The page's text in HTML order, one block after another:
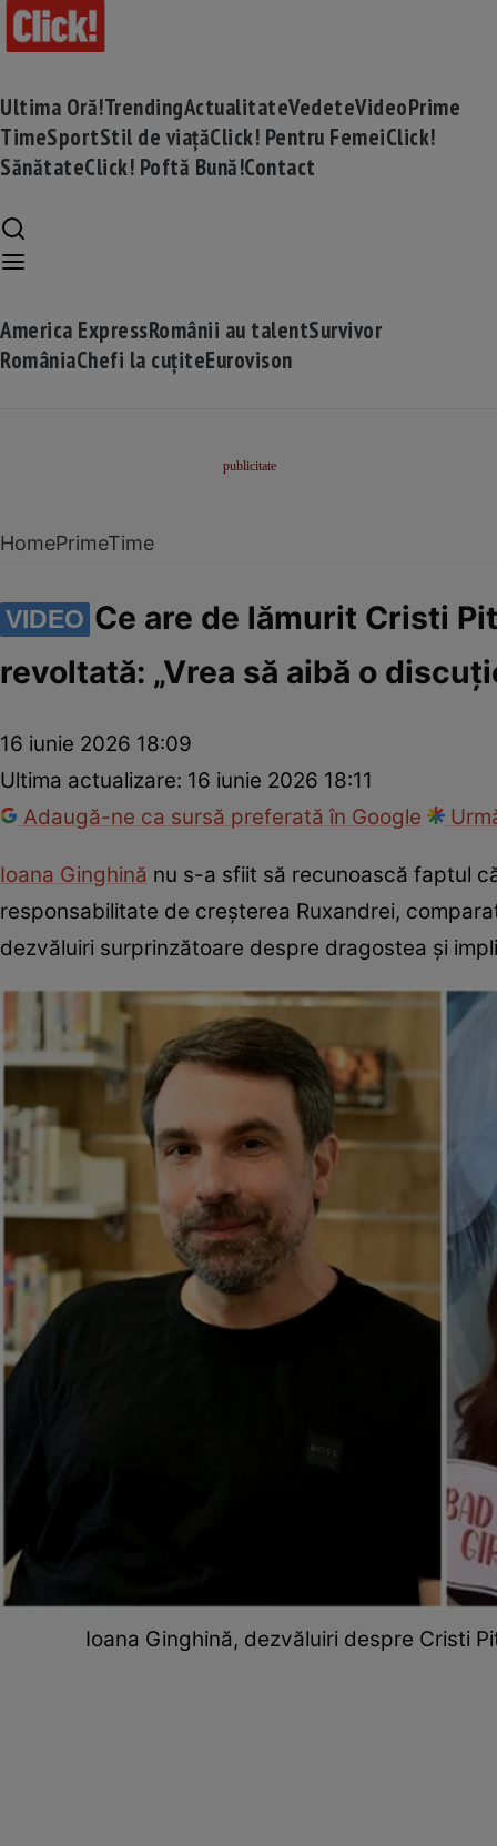
Ultima Oră!TrendingActualitateVedeteVideoPrime
TimeSportStil de viațăClick! Pentru FemeiClick!
SănătateClick! Poftă Bună!Contact
America ExpressRomânii au talentSurvivor
RomâniaChefi la cuțiteEurovison
HomePrimeTime
VIDEO Ce are de lămurit Cristi
revoltată: „Vrea să aibă o
16 iunie 2026 18:09
Ultima actualizare: 16 iunie 2026 18:11
Adaugă-ne ca sursă preferată în Google
Ioana Ginghină nu s-a sfiit să recunoască faptul
responsabilitate de creșterea Ruxandrei,
dezvăluiri surprinzătoare despre dragostea și
Ioana Ginghină, dezvăluiri despre Cristi